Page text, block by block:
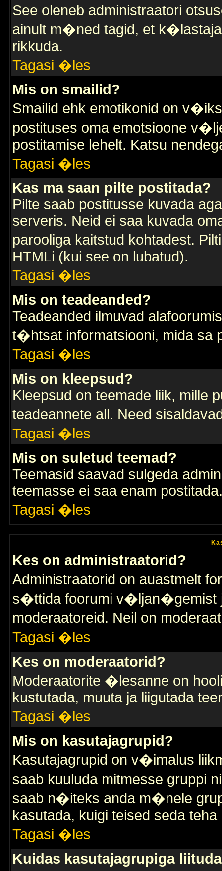
See oleneb administraatori
ainult m�ned tagid, et
rikkuda.
Tagasi �les
Mis on smailid?
Smailid ehk emotikonid on
postituses oma emotsioone
postitamise lehelt. Katsu
Tagasi �les
Kas ma saan pilte postitada?
Pilte saab postitusse kuvada
serveris. Neid ei saa kuvada
parooliga kaitstud kohtadest.
HTMLi (kui see on lubatud).
Tagasi �les
Mis on teadeanded?
Teadeanded ilmuvad
t�htsat informatsiooni, mida sa
Tagasi �les
Mis on kleepsud?
Kleepsud on teemade liik, mille
teadeannete all. Need
Tagasi �les
Mis on suletud teemad?
Teemasid saavad sulgeda
teemasse ei saa enam postitada.
Tagasi �les
Kes on administraatorid?
Administraatorid on auastmelt
s�ttida foorumi v�ljan�gemist
moderaatoreid. Neil on
Tagasi �les
Kes on moderaatorid?
Moderaatorite �lesanne on
kustutada, muuta ja liigutada
Tagasi �les
Mis on kasutajagrupid?
Kasutajagrupid on v�imalus
saab kuuluda mitmesse gruppi
saab n�iteks anda m�nele
kasutada, kuigi teised seda teha
Tagasi �les
Kuidas kasutajagrupiga